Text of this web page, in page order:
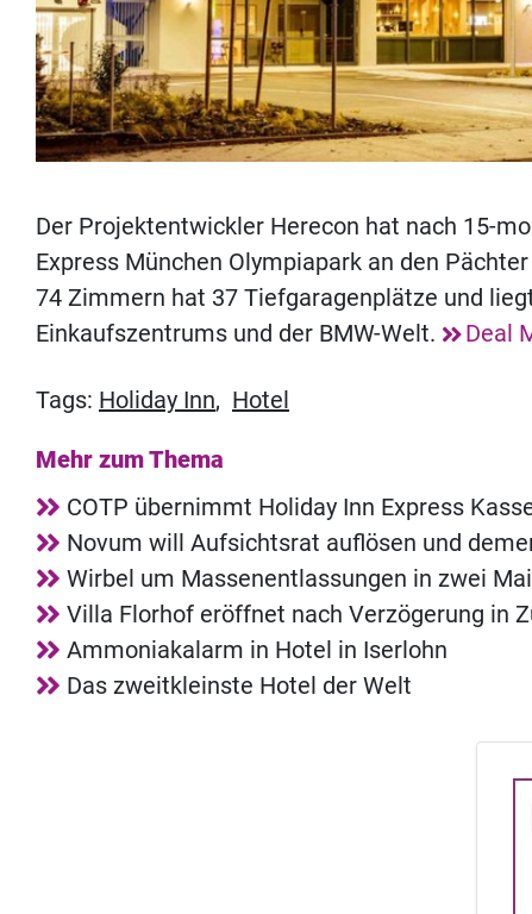
Der Projektentwickler Herecon hat nach 15-
Express München Olympiapark an den
74 Zimmern hat 37 Tiefgaragenplätze und
Einkaufszentrums und der BMW-Welt.
Deal
Tags: Holiday Inn, Hotel
Mehr zum Thema
COTP übernimmt Holiday Inn Express
Novum will Aufsichtsrat auflösen und
Wirbel um Massenentlassungen in zwei
Villa Florhof eröffnet nach Verzögerung in
Ammoniakalarm in Hotel in Iserlohn
Das zweitkleinste Hotel der Welt